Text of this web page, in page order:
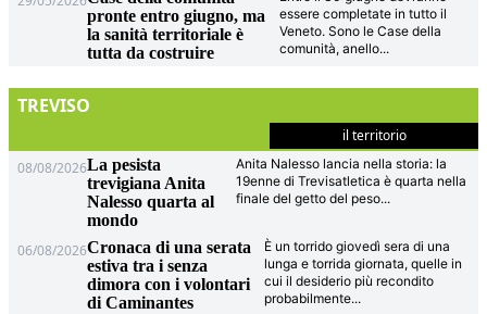
pronte entro giugno, ma
la sanità territoriale è
tutta da costruire
essere completate in tutto il
Veneto. Sono le Case della
comunità, anello...
TREVISO
il territorio
08/08/2026La pesista
trevigiana Anita
Nalesso quarta al
mondo
Anita Nalesso lancia nella storia: la
19enne di Trevisatletica è quarta nella
finale del getto del peso...
06/08/2026Cronaca di una serata
estiva tra i senza
dimora con i volontari
di Caminantes
È un torrido giovedì sera di una
lunga e torrida giornata, quelle in
cui il desiderio più recondito
probabilmente...